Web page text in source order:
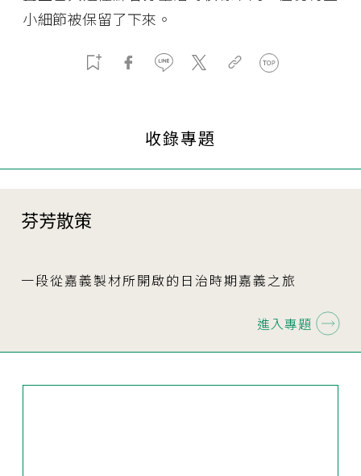
小細節被保留了下來。
收錄專題
芬芳散策
一段從嘉義製材所開啟的日治時期嘉義之旅
進入專題